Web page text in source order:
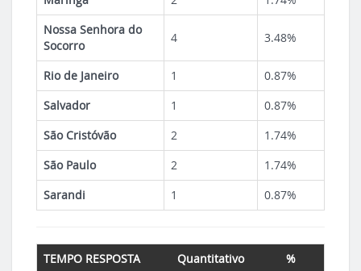
Nossa Senhora do
Socorro
4 3.48%
Rio de Janeiro 1
0.87%
Salvador
1
0.87%
São Cristóvão
2
1.74%
São Paulo
2
1.74%
Sarandi
1 0.87%
TEMPO RESPOSTA Quantitativo
%